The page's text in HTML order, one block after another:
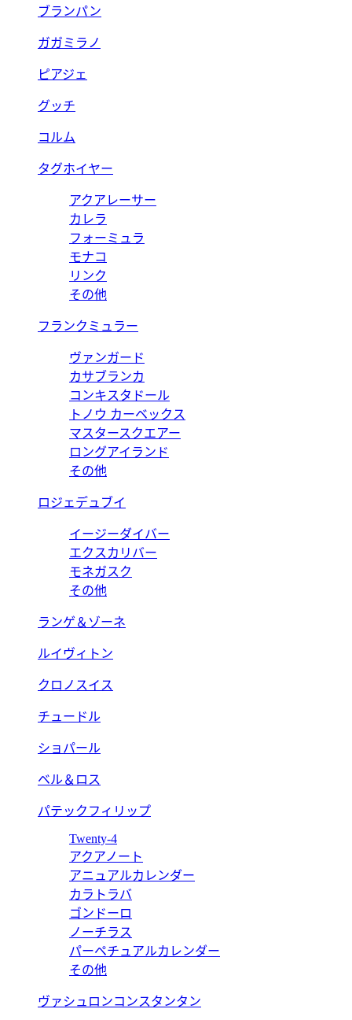
ブランパン
ガガミラノ
ピアジェ
グッチ
コルム
タグホイヤー
アクアレーサー
カレラ
フォーミュラ
モナコ
リンク
その他
フランクミュラー
ヴァンガード
カサブランカ
コンキスタドール
トノウ カーベックス
マスタースクエアー
ロングアイランド
その他
ロジェデュブイ
イージーダイバー
エクスカリバー
モネガスク
その他
ランゲ＆ゾーネ
ルイヴィトン
クロノスイス
チュードル
ショパール
ベル＆ロス
パテックフィリップ
Twenty-4
アクアノート
アニュアルカレンダー
カラトラバ
ゴンドーロ
ノーチラス
パーペチュアルカレンダー
その他
ヴァシュロンコンスタンタン